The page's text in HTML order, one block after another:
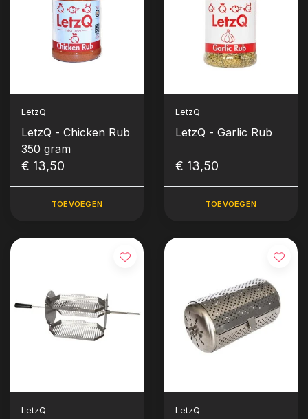
LetzQ
LetzQ - Chicken Rub
350 gram
€ 13,50
TOEVOEGEN
LetzQ
LetzQ - Garlic Rub
€ 13,50
TOEVOEGEN
LetzQ LetzQ